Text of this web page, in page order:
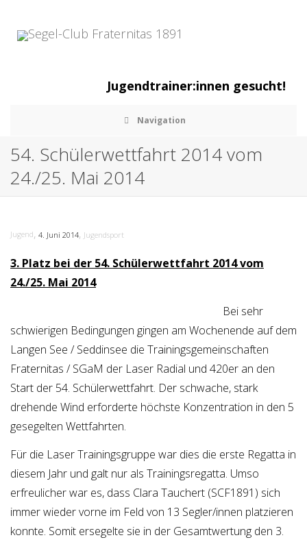
Jugendtrainer:innen gesucht!
Navigation
54. Schülerwettfahrt 2014 vom
24./25. Mai 2014
Jugend, 4. Juni 2014, Jugendsport
3. Platz bei der 54. Schülerwettfahrt 2014 vom
24./25. Mai 2014
Bei sehr
schwierigen Bedingungen gingen am Wochenende auf dem
Langen See / Seddinsee die Trainingsgemeinschaften
Fraternitas / SGaM der Laser Radial und 420er an den
Start der 54. Schülerwettfahrt. Der schwache, stark
drehende Wind erforderte höchste Konzentration in den 5
gesegelten Wettfahrten.
Für die Laser Trainingsgruppe war dies die erste Regatta in
diesem Jahr und galt nur als Trainingsregatta. Umso
erfreulicher war es, dass Clara Tauchert (SCF1891) sich
immer wieder vorne im Feld von 13 Segler/innen platzieren
konnte. Somit ersegelte sie in der Gesamtwertung den 3.